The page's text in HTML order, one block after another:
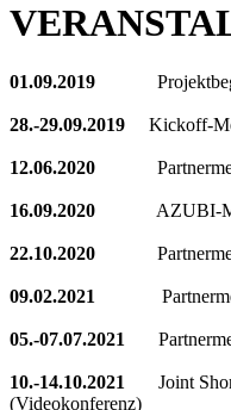
01.09.2019
28.-29.09.2019 Kickoff-
12.06.2020
16.09.2020 AZUBI-
22.10.2020
09.02.2021
05.-07.07.2021
10.-14.10.2021
Joint Short
(Videokonferenz)